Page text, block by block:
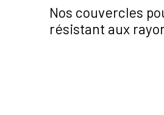
Nos couvercles
résistant aux